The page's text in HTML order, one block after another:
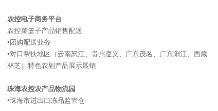
农控电子商务平台
农控菜篮子产品销售配送
•团购配送业务
•对口帮扶地区（云南怒江、贵州遵义、广东茂名、广东阳江、西藏
林芝）特色农副产品展示展销
珠海农控农产品物流园
•珠海市进出口冻品监管仓